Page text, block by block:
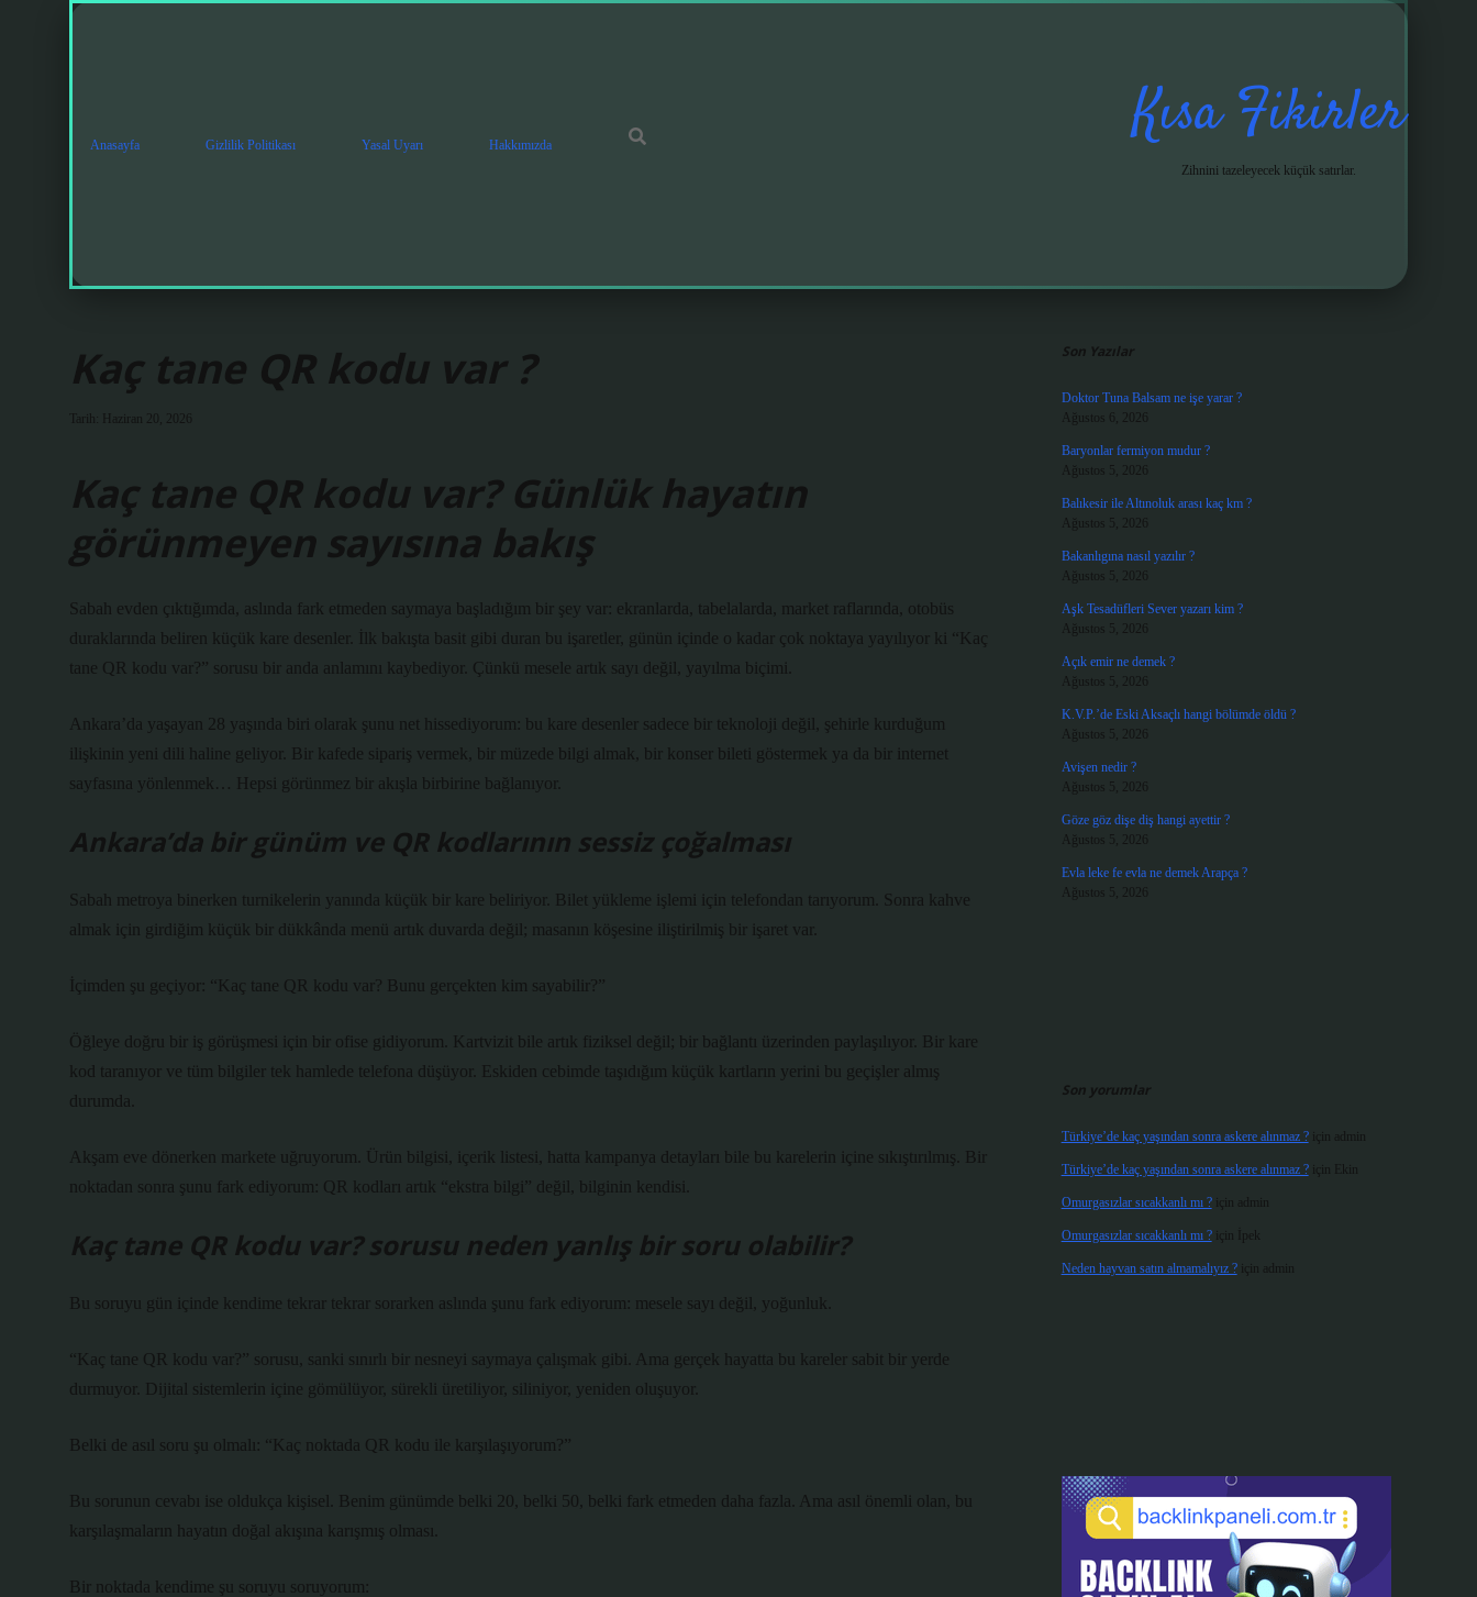
Anasayfa Gizlilik Politikası Yasal Uyarı Hakkımızda Kısa Fikirler
Zihnini tazeleyecek küçük satırlar.
Kaç tane QR kodu var ?
Tarih: Haziran 20, 2026
Kaç tane QR kodu var? Günlük hayatın
görünmeyen sayısına bakış
Sabah evden çıktığımda, aslında fark etmeden saymaya başladığım bir şey var: ekranlarda, tabelalarda, market raflarında, otobüs
duraklarında beliren küçük kare desenler. İlk bakışta basit gibi duran bu işaretler, günün içinde o kadar çok noktaya yayılıyor ki “Kaç
tane QR kodu var?” sorusu bir anda anlamını kaybediyor. Çünkü mesele artık sayı değil, yayılma biçimi.
Ankara’da yaşayan 28 yaşında biri olarak şunu net hissediyorum: bu kare desenler sadece bir teknoloji değil, şehirle kurduğum
ilişkinin yeni dili haline geliyor. Bir kafede sipariş vermek, bir müzede bilgi almak, bir konser bileti göstermek ya da bir internet
sayfasına yönlenmek… Hepsi görünmez bir akışla birbirine bağlanıyor.
Ankara’da bir günüm ve QR kodlarının sessiz çoğalması
Sabah metroya binerken turnikelerin yanında küçük bir kare beliriyor. Bilet yükleme işlemi için telefondan tarıyorum. Sonra kahve
almak için girdiğim küçük bir dükkânda menü artık duvarda değil; masanın köşesine iliştirilmiş bir işaret var.
İçimden şu geçiyor: “Kaç tane QR kodu var? Bunu gerçekten kim sayabilir?”
Öğleye doğru bir iş görüşmesi için bir ofise gidiyorum. Kartvizit bile artık fiziksel değil; bir bağlantı üzerinden paylaşılıyor. Bir kare
kod taranıyor ve tüm bilgiler tek hamlede telefona düşüyor. Eskiden cebimde taşıdığım küçük kartların yerini bu geçişler almış
durumda.
Akşam eve dönerken markete uğruyorum. Ürün bilgisi, içerik listesi, hatta kampanya detayları bile bu karelerin içine sıkıştırılmış. Bir
noktadan sonra şunu fark ediyorum: QR kodları artık “ekstra bilgi” değil, bilginin kendisi.
Kaç tane QR kodu var? sorusu neden yanlış bir soru olabilir?
Bu soruyu gün içinde kendime tekrar tekrar sorarken aslında şunu fark ediyorum: mesele sayı değil, yoğunluk.
“Kaç tane QR kodu var?” sorusu, sanki sınırlı bir nesneyi saymaya çalışmak gibi. Ama gerçek hayatta bu kareler sabit bir yerde
durmuyor. Dijital sistemlerin içine gömülüyor, sürekli üretiliyor, siliniyor, yeniden oluşuyor.
Belki de asıl soru şu olmalı: “Kaç noktada QR kodu ile karşılaşıyorum?”
Bu sorunun cevabı ise oldukça kişisel. Benim günümde belki 20, belki 50, belki fark etmeden daha fazla. Ama asıl önemli olan, bu
karşılaşmaların hayatın doğal akışına karışmış olması.
Bir noktada kendime şu soruyu soruyorum:
Son Yazılar
Doktor Tuna Balsam ne işe yarar ?
Ağustos 6, 2026
Baryonlar fermiyon mudur ?
Ağustos 5, 2026
Balıkesir ile Altınoluk arası kaç km ?
Ağustos 5, 2026
Bakanlıgına nasıl yazılır ?
Ağustos 5, 2026
Aşk Tesadüfleri Sever yazarı kim ?
Ağustos 5, 2026
Açık emir ne demek ?
Ağustos 5, 2026
K.V.P.’de Eski Aksaçlı hangi bölümde öldü ?
Ağustos 5, 2026
Avişen nedir ?
Ağustos 5, 2026
Göze göz dişe diş hangi ayettir ?
Ağustos 5, 2026
Evla leke fe evla ne demek Arapça ?
Ağustos 5, 2026
Son yorumlar
Türkiye’de kaç yaşından sonra askere alınmaz ?için admin
Türkiye’de kaç yaşından sonra askere alınmaz ?için Ekin
Omurgasızlar sıcakkanlı mı ?için admin
Omurgasızlar sıcakkanlı mı ?için İpek
Neden hayvan satın almamalıyız ?için admin